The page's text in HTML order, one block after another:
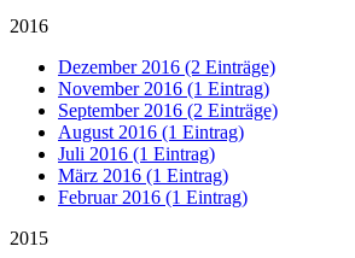
2016
Dezember 2016 (2 Einträge)
November 2016 (1 Eintrag)
September 2016 (2 Einträge)
August 2016 (1 Eintrag)
Juli 2016 (1 Eintrag)
März 2016 (1 Eintrag)
Februar 2016 (1 Eintrag)
2015